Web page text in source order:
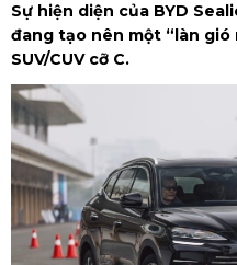
Sự hiện diện của BYD
đang tạo nên một “làn
SUV/CUV cỡ C.